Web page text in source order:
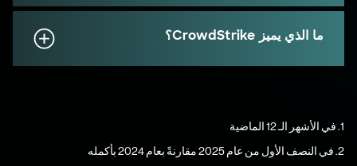
ما الذي يميز CrowdStrike؟
1. في الأشهر الـ 12 الماضية
2. في النصف الأول من عام 2025 مقارنةً بعام 2024 بأكمله